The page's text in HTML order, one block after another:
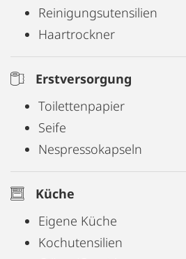
Reinigungsutensilien
Haartrockner
Erstversorgung
Toilettenpapier
Seife
Nespressokapseln
Küche
Eigene Küche
Kochutensilien